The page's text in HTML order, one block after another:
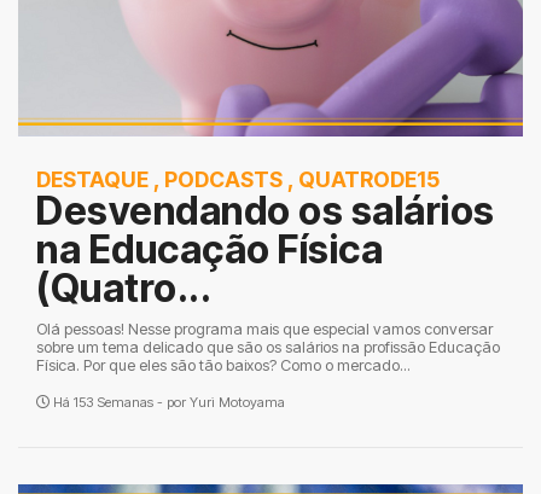
DESTAQUE , PODCASTS , QUATRODE15
Desvendando os salários
na Educação Física
(Quatro...
Olá pessoas! Nesse programa mais que especial vamos conversar
sobre um tema delicado que são os salários na profissão Educação
Física. Por que eles são tão baixos? Como o mercado...
Há 153 Semanas - por Yuri Motoyama